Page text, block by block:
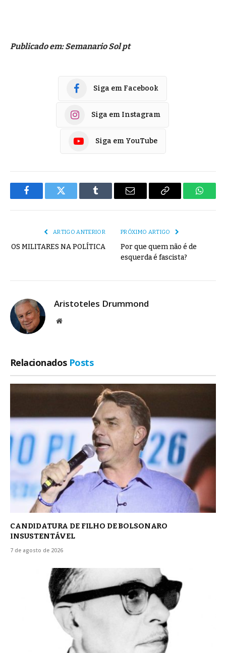
Publicado em: Semanario Sol pt
Siga em Facebook
Siga em Instagram
Siga em YouTube
FacebookTwitter Tumblr
E-
Copiar
ARTIGO ANTERIOR
OS MILITARES NA POLÍTICA
PRÓXIMO ARTIGO
Por que quem não é de
esquerda é fascista?
Aristoteles Drummond
Site
Relacionados Posts
CANDIDATURA DE FILHO DE BOLSONARO
INSUSTENTÁVEL
7 de agosto de 2026